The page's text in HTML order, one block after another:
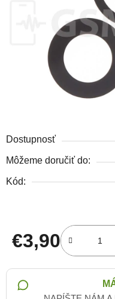
Dostupnosť
Môžeme doručiť do:
Kód:
€3,90
Jednotková cena: